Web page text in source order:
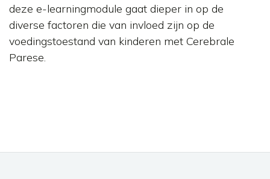
deze e-learningmodule gaat dieper in op de
diverse factoren die van invloed zijn op de
voedingstoestand van kinderen met Cerebrale
Parese.